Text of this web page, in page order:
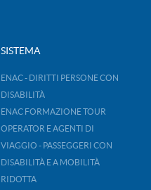
SISTEMA
ENAC - DIRITTI PERSONE CON
DISABILITÀ
ENAC FORMAZIONE TOUR
OPERATOR E AGENTI DI
VIAGGIO - PASSEGGERI CON
DISABILITÀ E A MOBILITÀ
RIDOTTA